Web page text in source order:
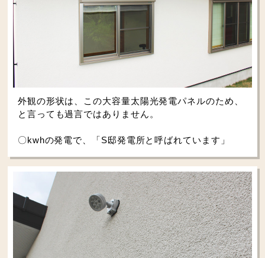
外観の形状は、この大容量太陽光発電パネルのため、
と言っても過言ではありません。
〇kwhの発電で、「S邸発電所と呼ばれています」